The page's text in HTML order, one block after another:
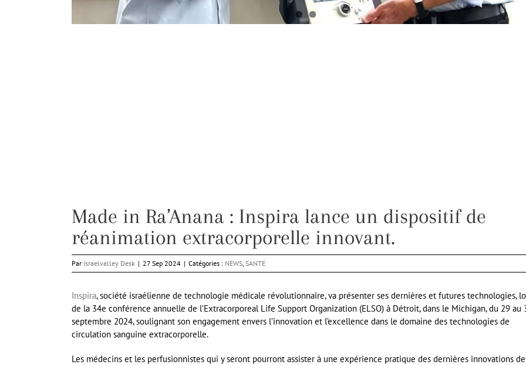
Made in Ra’Anana : Inspira lance un dispositif de
réanimation extracorporelle innovant.
Par Israelvalley Desk | 27 Sep 2024 | Catégories : NEWS SANTE
Inspira, société israélienne de technologie médicale révolutionnaire, va présenter ses dernières et futures technologies,
de la 34e conférence annuelle de l’Extracorporeal Life Support Organization (ELSO) à Détroit, dans le Michigan, du 29 au
septembre 2024, soulignant son engagement envers l’innovation et l’excellence dans le domaine des technologies de
circulation sanguine extracorporelle.
Les médecins et les perfusionnistes qui y seront pourront assister à une expérience pratique des dernières innovations